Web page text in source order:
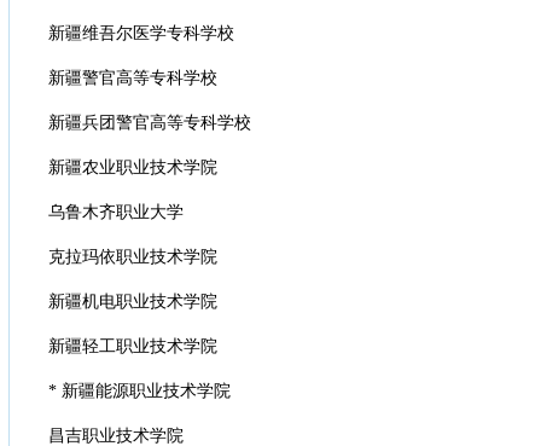
新疆维吾尔医学专科学校
新疆警官高等专科学校
新疆兵团警官高等专科学校
新疆农业职业技术学院
乌鲁木齐职业大学
克拉玛依职业技术学院
新疆机电职业技术学院
新疆轻工职业技术学院
* 新疆能源职业技术学院
昌吉职业技术学院